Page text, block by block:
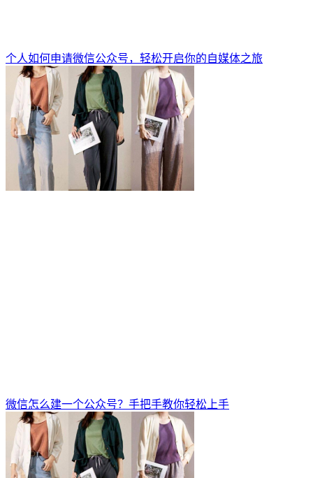
个人如何申请微信公众号，轻松开启你的自媒体之旅
微信怎么建一个公众号？手把手教你轻松上手